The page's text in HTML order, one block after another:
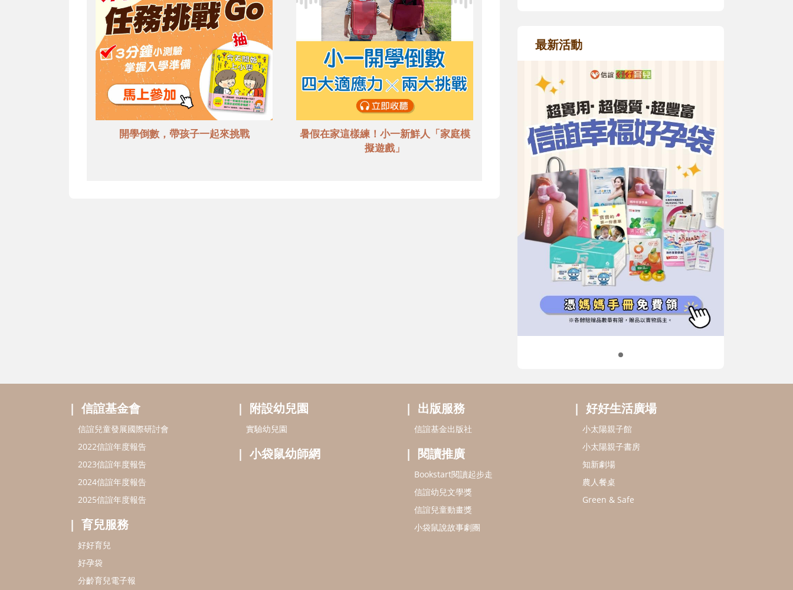
開學倒數，帶孩子一起來挑戰
暑假在家這樣練！小一新鮮人「家庭模
擬遊戲」
最新活動
信誼基金會
信誼兒童發展國際研討會
2022信誼年度報告
2023信誼年度報告
2024信誼年度報告
2025信誼年度報告
育兒服務
好好育兒
好孕袋
分齡育兒電子報
附設幼兒園
實驗幼兒園
小袋鼠幼師網
出版服務
信誼基金出版社
閱讀推廣
Bookstart閱讀起步走
信誼幼兒文學獎
信誼兒童動畫獎
小袋鼠說故事劇團
好好生活廣場
小太陽親子館
小太陽親子書房
知新劇場
農人餐桌
Green & Safe